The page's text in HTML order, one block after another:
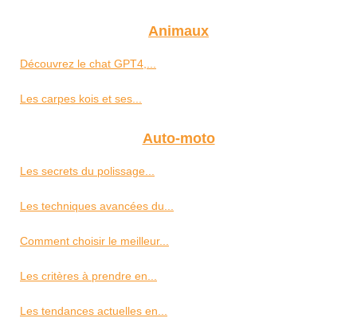
Animaux
Découvrez le chat GPT4,...
Les carpes kois et ses...
Auto-moto
Les secrets du polissage...
Les techniques avancées du...
Comment choisir le meilleur...
Les critères à prendre en...
Les tendances actuelles en...